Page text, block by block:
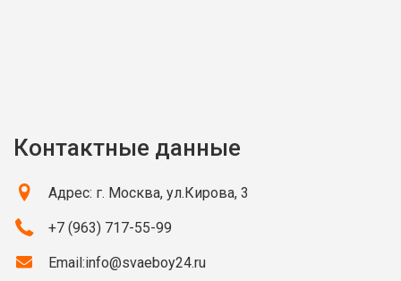
Контактные данные
Адрес: г. Москва, ул.Кирова, 3
+7 (963) 717-55-99
Email:info@svaeboy24.ru